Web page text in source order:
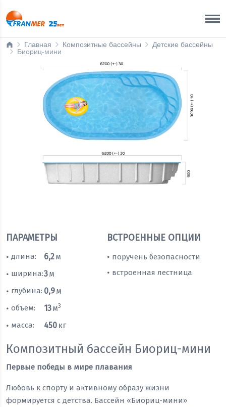
Главная Композитные бассейны
Детские бассейны
Биориц-мини
ПАРАМЕТРЫ
• длина: 6,2м
• ширина:3м
• глубина: 0,9м
• объем: 13м3
• масса: 450 кг
ВСТРОЕННЫЕ ОПЦИИ
• поручень безопасности
• встроенная лестница
Композитный бассейн Биориц-мини
Первые победы в мире плавания
Любовь к спорту и активному образу жизни
формируется с детства. Бассейн «Биориц-мини»